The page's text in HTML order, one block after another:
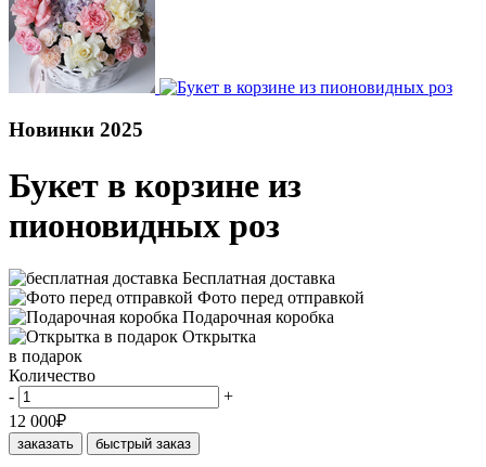
Новинки 2025
Букет в корзине из
пионовидных роз
Бесплатная доставка
Фото перед отправкой
Подарочная коробка
Открытка
в подарок
Количество
-
+
12 000₽
заказать быстрый заказ